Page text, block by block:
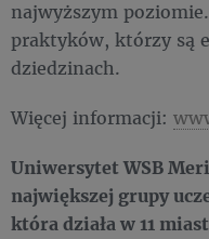
najwyższym
praktyków, którzy są
dziedzinach.
Więcej informacji:
Uniwersytet WSB
największej grupy
która działa w 11